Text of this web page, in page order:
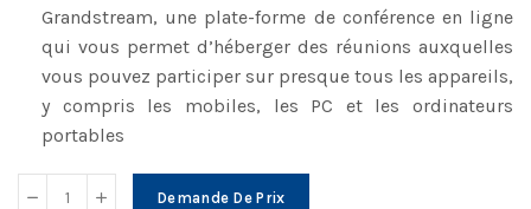
Grandstream, une plate-forme de conférence en ligne
qui vous permet d’héberger des réunions auxquelles
vous pouvez participer sur presque tous les appareils,
y compris les mobiles, les PC et les ordinateurs
portables
Demande De Prix